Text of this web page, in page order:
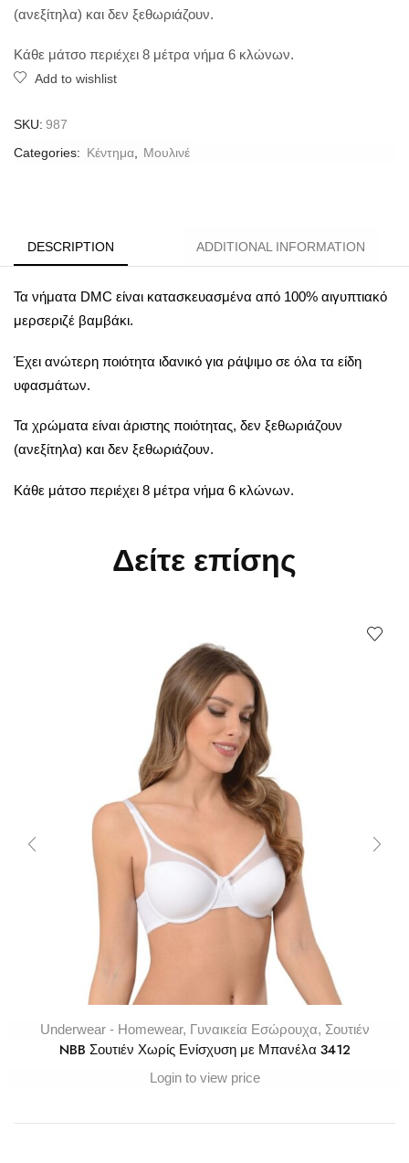
(ανεξίτηλα) και δεν ξεθωριάζουν.
Κάθε μάτσο περιέχει 8 μέτρα νήμα 6 κλώνων.
Add to wishlist
SKU: 987
Categories: Κέντημα, Μουλινέ
DESCRIPTION ADDITIONAL INFORMATION
Τα νήματα DMC είναι κατασκευασμένα από 100% αιγυπτιακό
μερσεριζέ βαμβάκι.
Έχει ανώτερη ποιότητα ιδανικό για ράψιμο σε όλα τα είδη
υφασμάτων.
Τα χρώματα είναι άριστης ποιότητας, δεν ξεθωριάζουν
(ανεξίτηλα) και δεν ξεθωριάζουν.
Κάθε μάτσο περιέχει 8 μέτρα νήμα 6 κλώνων.
Δείτε επίσης
Underwear - Homewear, Γυναικεία Εσώρουχα, Σουτιέν
NBB Σουτιέν Χωρίς Ενίσχυση με Μπανέλα 3412
Login to view price